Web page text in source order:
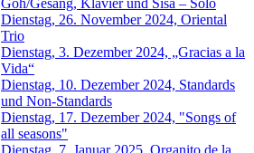
Dienstag, 26. November 2024, Oriental
Trio
Dienstag, 3. Dezember 2024, „Gracias a la
Vida“
Dienstag, 10. Dezember 2024, Standards
und Non-Standards
Dienstag, 17. Dezember 2024, "Songs of
all seasons"
Dienstag, 7. Januar 2025, Organito de la